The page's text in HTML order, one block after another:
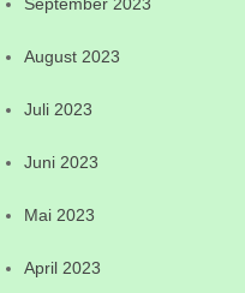
August 2023
Juli 2023
Juni 2023
Mai 2023
April 2023